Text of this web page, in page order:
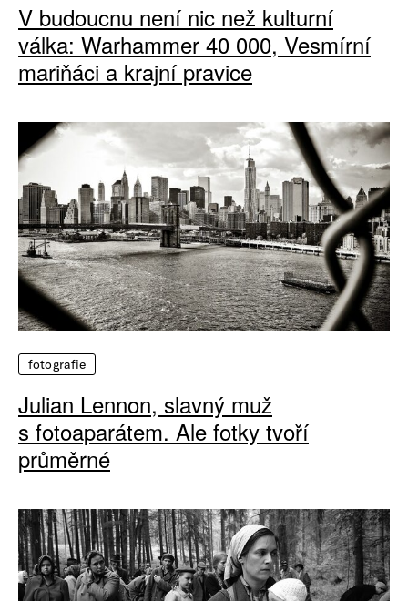
V budoucnu není nic než kulturní
válka: Warhammer 40 000, Vesmírní
mariňáci a krajní pravice
fotografie
Julian Lennon, slavný muž
s fotoaparátem. Ale fotky tvoří
průměrné